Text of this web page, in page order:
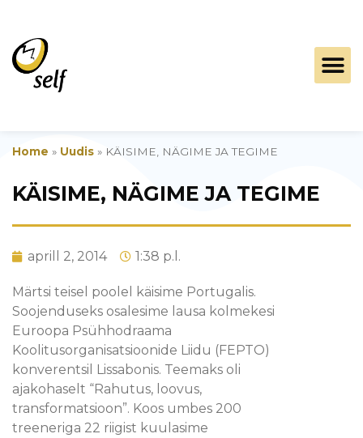
Home » Uudis » KÄISIME, NÄGIME JA TEGIME
KÄISIME, NÄGIME JA TEGIME
aprill 2, 2014 1:38 p.l.
Märtsi teisel poolel käisime Portugalis.
Soojenduseks osalesime lausa kolmekesi
Euroopa Psühhodraama
Koolitusorganisatsioonide Liidu (FEPTO)
konverentsil Lissabonis. Teemaks oli
ajakohaselt “Rahutus, loovus,
transformatsioon”. Koos umbes 200
treeneriga 22 riigist kuulasime